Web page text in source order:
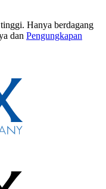
Hanya berdagang
dan Pengungkapan